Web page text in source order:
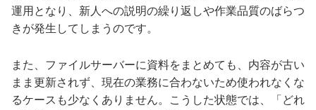
運用となり、新人への説明の繰り返しや作業品質のばらつ
きが発生してしまうのです。
また、ファイルサーバーに資料をまとめても、内容が古い
まま更新されず、現在の業務に合わないため使われなくな
るケースも少なくありません。こうした状態では、「どれ